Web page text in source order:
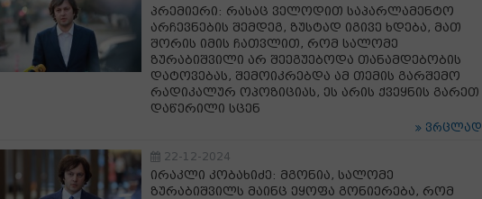
პრემიერი: რასაც ველოდით საპარლამენტო
არჩევნების შემდეგ, ზუსტად იგივე ხდება, მათ
შორის იმის ჩათვლით, რომ სალომე
ზურაბიშვილი არ შეეგუებოდა თანამდებობის
დატოვებას, შემოიკრებდა ამ თემის გარშემო
რადიკალურ ოპოზიციას, ეს არის ქვეყნის გარეთ
დაწერილი სცენ
ვრცლად
22-12-2024
ირაკლი კობახიძე: მგონია, სალომე
ზურაბიშვილს მაინც ეყოფა გონიერება, რომ